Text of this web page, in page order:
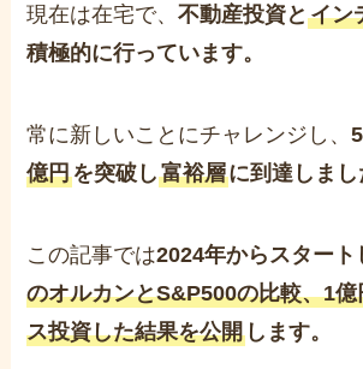
現在は在宅で、不動産投資とイン
積極的に行っています。
常に新しいことにチャレンジし、
億円を突破し富裕層に到達しまし
この記事では2024年からスタート
のオルカンとS&P500の比較、1
ス投資した結果を公開 します。